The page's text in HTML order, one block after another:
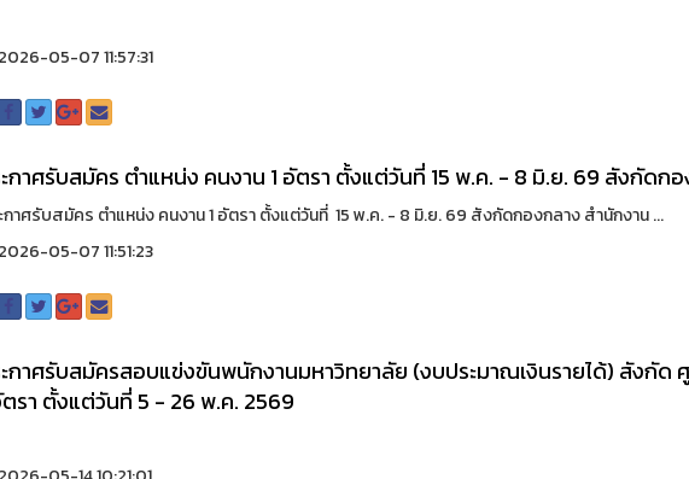
05-07 11:57:31
กาศรับสมัคร ตำแหน่ง คนงาน 1 อัตรา ตั้งแต่วันที่ 15 พ.ค. - 8 มิ.ย. 69 สังกัดก
กาศรับสมัคร ตำแหน่ง คนงาน 1 อัตรา ตั้งแต่วันที่ 15 พ.ค. - 8 มิ.ย. 69 สังกัดกองกลาง สำนักงาน ...
05-07 11:51:23
กาศรับสมัครสอบแข่งขันพนักงานมหาวิทยาลัย (งบประมาณเงินรายได้) สังกัด
ตรา ตั้งแต่วันที่ 5 - 26 พ.ค. 2569